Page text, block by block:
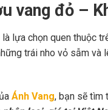
vang đỏ –
lựa chọn quen thuộc
trái nho vỏ sẫm và
Ánh Vang, bạn sẽ tìm